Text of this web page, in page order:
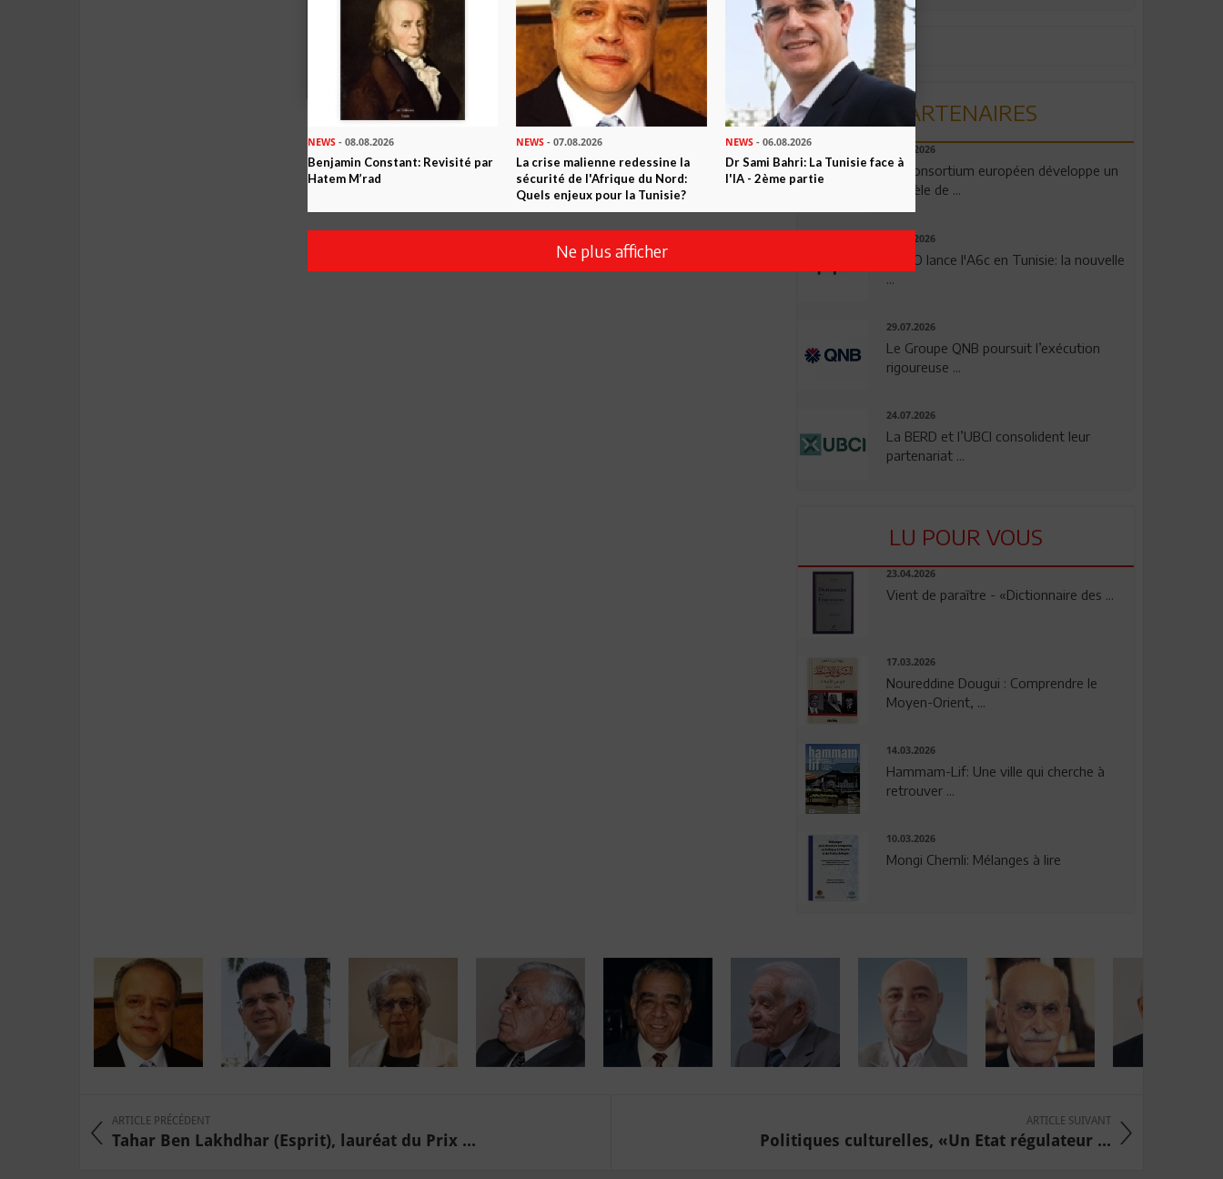
PARTENAIRES
06.08.2026
Un consortium européen développe un
modèle de ...
04.08.2026
OPPO lance l'A6c en Tunisie: la nouvelle
29.07.2026
Le Groupe QNB poursuit l’exécution
rigoureuse ...
24.07.2026
La BERD et l’UBCI consolident leur
partenariat ...
LU POUR VOUS
23.04.2026
Vient de paraître - «Dictionnaire des ...
17.03.2026
Noureddine Dougui : Comprendre le
Moyen-Orient, ...
14.03.2026
Hammam-Lif: Une ville qui cherche à
retrouver ...
10.03.2026
Mongi Chemli: Mélanges à lire
ARTICLE PRÉCÉDENT
Tahar Ben Lakhdhar (Esprit), lauréat du Prix ...
ARTICLE SUIVANT
Politiques culturelles, «Un Etat régulateur ...
NEWS - 08.08.2026
Benjamin Constant: Revisité par
Hatem M’rad
NEWS - 07.08.2026
La crise malienne redessine la
sécurité de l'Afrique du Nord:
Quels enjeux pour la Tunisie?
NEWS- 06.08.2026
Dr Sami Bahri: La Tunisie face à
l'IA - 2ème partie
Ne plus afficher